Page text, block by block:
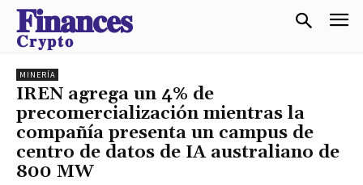
𝐅𝐢𝐧𝐚𝐧𝐜𝐞𝐬
𝐂𝐫𝐲𝐩𝐭𝐨
MINERÍA
IREN agrega un 4% de
precomercialización mientras la
compañía presenta un campus de
centro de datos de IA australiano de
800 MW